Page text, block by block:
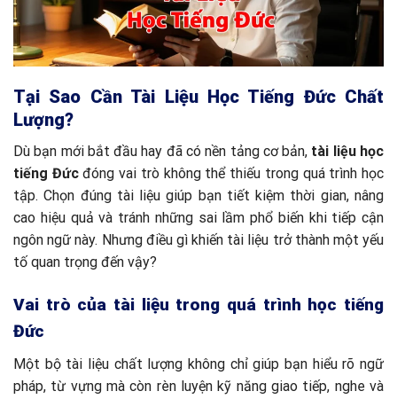
Tại Sao Cần Tài Liệu Học Tiếng Đức Chất
Lượng?
Dù bạn mới bắt đầu hay đã có nền tảng cơ bản, tài liệu học
tiếng Đứcđóng vai trò không thể thiếu trong quá trình học
tập. Chọn đúng tài liệu giúp bạn tiết kiệm thời gian, nâng
cao hiệu quả và tránh những sai lầm phổ biến khi tiếp cận
ngôn ngữ này. Nhưng điều gì khiến tài liệu trở thành một yếu
tố quan trọng đến vậy?
Vai trò của tài liệu trong quá trình học tiếng
Đức
Một bộ tài liệu chất lượng không chỉ giúp bạn hiểu rõ ngữ
pháp, từ vựng mà còn rèn luyện kỹ năng giao tiếp, nghe và